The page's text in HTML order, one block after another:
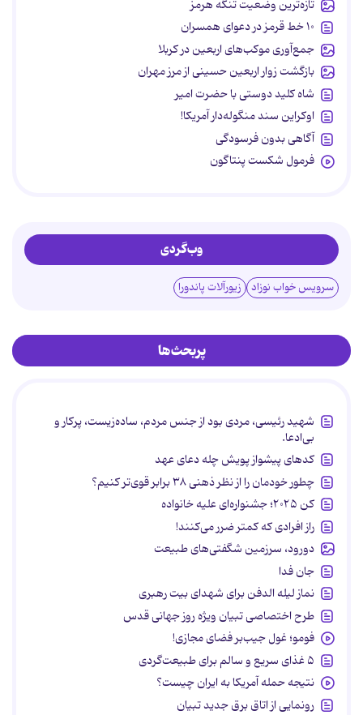
تازه‌ترین وضعیت تنگه هرمز
۱۰ خط قرمز در دعوای همسران
جمع‌آوری موکب‌های اربعین در کربلا
بازگشت زوار اربعین حسینی از مرز مهران
شاه کلید دوستی با حضرت امیر
اوکراین سند منگوله‌دار آمریکا!
آگاهی بدون فرسودگی
فرمول شکست پنتاگون
وب‌گردی
سرویس خواب نوزاد زیورآلات پاندورا
پربحث‌ها
شهید رئیسی، مردی بود از جنس مردم، ساده‌زیست، پرکار و
بی‌ادعا.
کدهای پیشواز پویش چله دعای عهد
چطور خودمان را از نظر ذهنی ۳۸ برابر قوی‌تر کنیم؟
کن ۲۰۲۵؛ جشنواره‌ای علیه خانواده
راز افرادی که کمتر ضرر می‌کنند!
دورود، سرزمین شگفتی‌های طبیعت
جان فدا
نماز لیله الدفن برای شهدای بیت رهبری
طرح اختصاصی تبیان ویژه روز جهانی قدس
فومو؛ غول جیب‌بر فضای مجازی!
۵ غذای سریع و سالم برای طبیعت‌گردی
نتیجه حمله آمریکا به ایران چیست؟
رونمایی از اتاق برق جدید تبیان